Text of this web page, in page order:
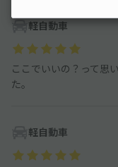
軽自動車
ここでいいの？って思
た。
軽自動車